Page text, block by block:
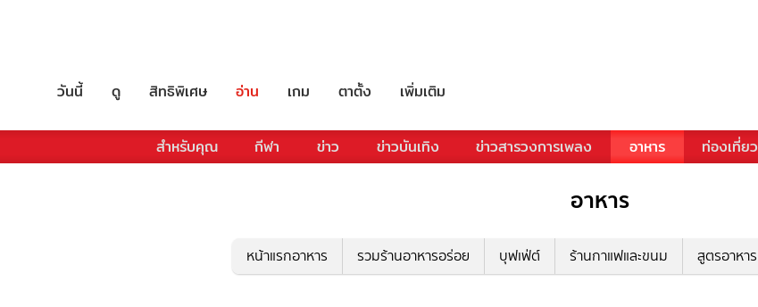
วันนี้ ดู สิทธิพิเศษ อ่าน เกม ตาตั้ง เพิ่มเติม
สำหรับคุณ กีฬา ข่าว ข่าวบันเทิง ข่าวสารวงการเพลง อาหาร ท่องเที่ยว
อาหาร
หน้าแรกอาหาร รวมร้านอาหารอร่อย บุฟเฟ่ต์ ร้านกาแฟและขนม สูตรอาหาร